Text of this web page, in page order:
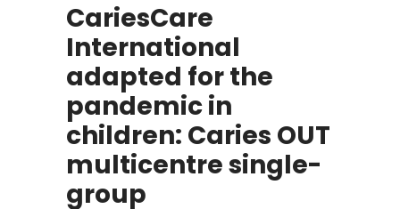
CariesCare
International
adapted for the
pandemic in
children: Caries OUT
multicentre single-
group